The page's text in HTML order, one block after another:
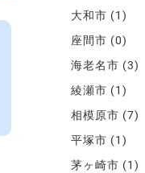
大和市 (1)
座間市 (0)
海老名市 (3)
綾瀬市 (1)
相模原市 (7)
平塚市 (1)
茅ヶ崎市 (1)